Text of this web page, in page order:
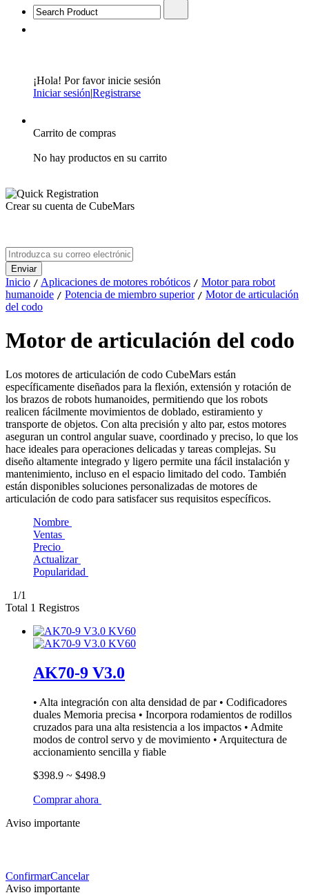
¡Hola! Por favor inicie sesión
Iniciar sesión|Registrarse
Carrito de compras
No hay productos en su carrito
Crear su cuenta de CubeMars
Inicio / Aplicaciones de motores robóticos / Motor para robot
humanoide / Potencia de miembro superior / Motor de articulación
del codo
Motor de articulación del codo
Los motores de articulación de codo CubeMars están
específicamente diseñados para la flexión, extensión y rotación de
los brazos de robots humanoides, permitiendo que los robots
realicen fácilmente movimientos de doblado, estiramiento y
transporte de objetos. Con alta precisión y alto par, estos motores
aseguran un control angular suave, coordinado y preciso, lo que los
hace ideales para operaciones delicadas y tareas complejas. Su
diseño altamente integrado y ligero permite una fácil instalación y
mantenimiento, incluso en el espacio limitado del codo. También
están disponibles soluciones personalizadas de motores de
articulación de codo para satisfacer sus requisitos específicos.
Nombre
Ventas
Precio
Actualizar
Popularidad
1/1
Total 1 Registros
AK70-9 V3.0
• Alta integración con alta densidad de par • Codificadores
duales Memoria precisa • Incorpora rodamientos de rodillos
cruzados para una alta resistencia a los impactos • Admite
modos de control servo y de movimiento • Arquitectura de
accionamiento sencilla y fiable
$398.9 ~ $498.9
Comprar ahora
Aviso importante
ConfirmarCancelar
Aviso importante